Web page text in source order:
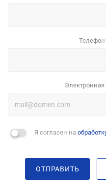
Телефон
Электронная
Я согласен на
ОТПРАВИТЬ